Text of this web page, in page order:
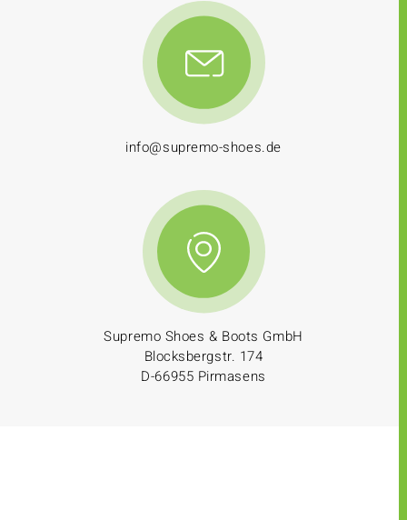
info@supremo-shoes.de
Supremo Shoes & Boots GmbH
Blocksbergstr. 174
D-66955 Pirmasens